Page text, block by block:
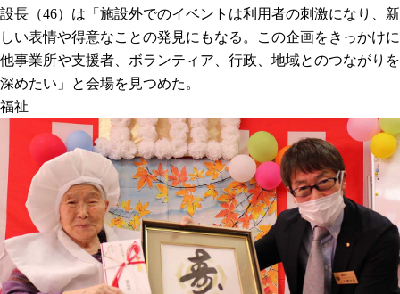
設長（46）は「施設外でのイベントは利用者の刺激になり、新
しい表情や得意なことの発見にもなる。この企画をきっかけに
他事業所や支援者、ボランティア、行政、地域とのつながりを
深めたい」と会場を見つめた。
福祉